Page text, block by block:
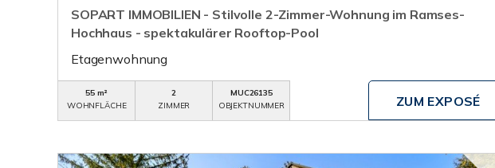
SOPART IMMOBILIEN - Stilvolle 2-Zimmer-Wohnung im Ramses-
Hochhaus - spektakulärer Rooftop-Pool
Etagenwohnung
55 m²
WOHNFLÄCHE
2
ZIMMER
MUC26135
OBJEKTNUMMER
ZUM EXPOSÉ